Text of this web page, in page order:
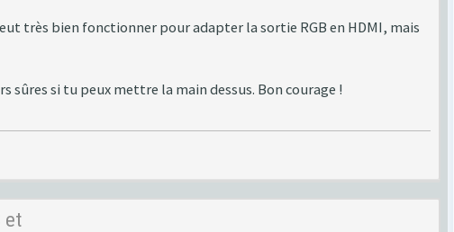
très bien fonctionner pour adapter la sortie RGB en HDMI, mais
sûres si tu peux mettre la main dessus. Bon courage !
et